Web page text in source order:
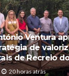
Ventura
de
de Recreio
20 horas atrás